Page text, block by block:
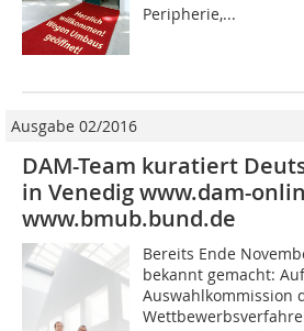
Peripherie,...
Ausgabe 02/2016
DAM-Team kuratiert
in Venedig www.dam-
www.bmub.bund.de
Bereits Ende
bekannt gemacht:
Auswahlkommission